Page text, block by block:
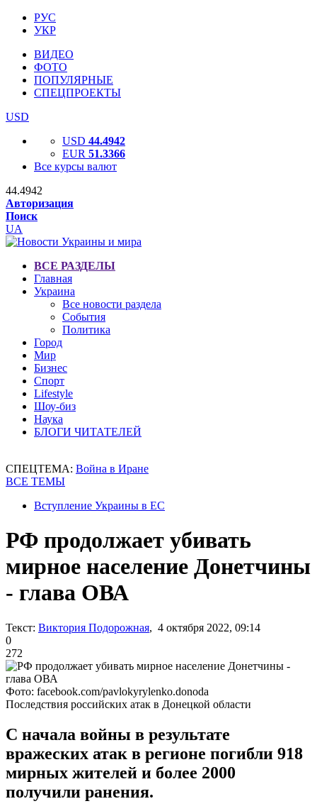
РУС
УКР
ВИДЕО
ФОТО
ПОПУЛЯРНЫЕ
СПЕЦПРОЕКТЫ
USD
USD 44.4942
EUR 51.3366
Все курсы валют
44.4942
Авторизация
Поиск
UA
ВСЕ РАЗДЕЛЫ
Главная
Украина
Все новости раздела
События
Политика
Город
Мир
Бизнес
Спорт
Lifestyle
Шоу-биз
Наука
БЛОГИ ЧИТАТЕЛЕЙ
СПЕЦТЕМА: Война в Иране
ВСЕ ТЕМЫ
Вступление Украины в ЕС
РФ продолжает убивать
мирное население Донетчины
- глава ОВА
Текст: Виктория Подорожная, 4 октября 2022, 09:14
0
272
Фото: facebook.com/pavlokyrylenko.donoda
Последствия российских атак в Донецкой области
С начала войны в результате
вражеских атак в регионе погибли 918
мирных жителей и более 2000
получили ранения.